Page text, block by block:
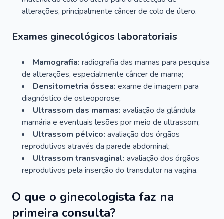
alterações, principalmente câncer de colo de útero.
Exames ginecológicos laboratoriais
Mamografia: radiografia das mamas para pesquisa
de alterações, especialmente câncer de mama;
Densitometria óssea: exame de imagem para
diagnóstico de osteoporose;
Ultrassom das mamas: avaliação da glândula
mamária e eventuais lesões por meio de ultrassom;
Ultrassom pélvico: avaliação dos órgãos
reprodutivos através da parede abdominal;
Ultrassom transvaginal: avaliação dos órgãos
reprodutivos pela inserção do transdutor na vagina.
O que o ginecologista faz na
primeira consulta?